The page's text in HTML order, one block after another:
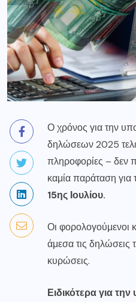
Ο χρόνος για την
δηλώσεων 2025
πληροφορίες – δεν
καμία παράταση για
15ης Ιουλίου.
Οι φορολογούμενοι
άμεσα τις δηλώσεις
κυρώσεις.
Ειδικότερα για